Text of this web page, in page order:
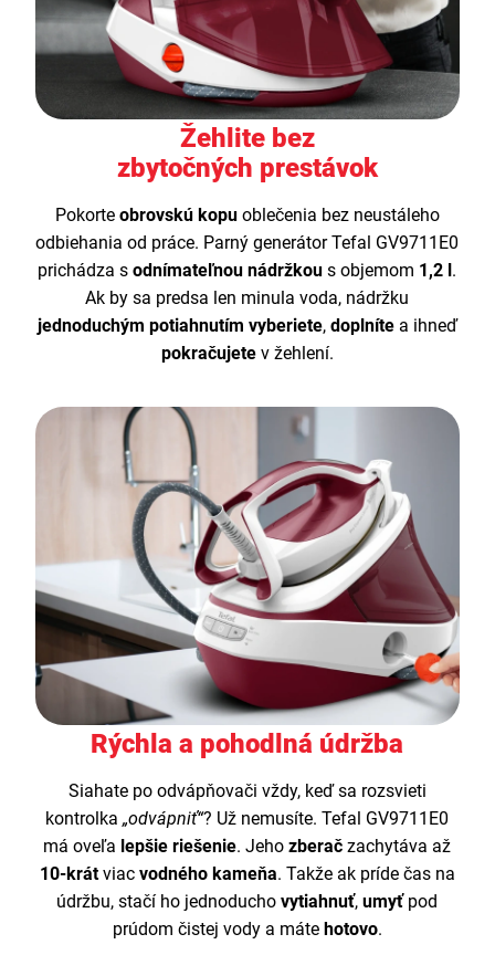
Žehlite bez
zbytočných prestávok
Pokorte obrovskú kopuoblečenia bez neustáleho
odbiehania od práce. Parný generátor Tefal GV9711E0
prichádza sodnímateľnou nádržkou s objemom 1,2 l .
Ak by sa predsa len minula voda, nádržku
jednoduchým potiahnutím vyberiete, doplnítea ihneď
pokračujetev žehlení.
Rýchla a pohodlná údržba
Siahate po odvápňovači vždy, keď sa rozsvieti
kontrolka„odvápniť“? Už nemusíte. Tefal GV9711E0
má oveľa lepšie riešenie. Jehozberač zachytáva až
10-krátviac vodného kameňa. Takže ak príde čas na
údržbu, stačí ho jednoduchovytiahnuť,umyťpod
prúdom čistej vody a máte hotovo.